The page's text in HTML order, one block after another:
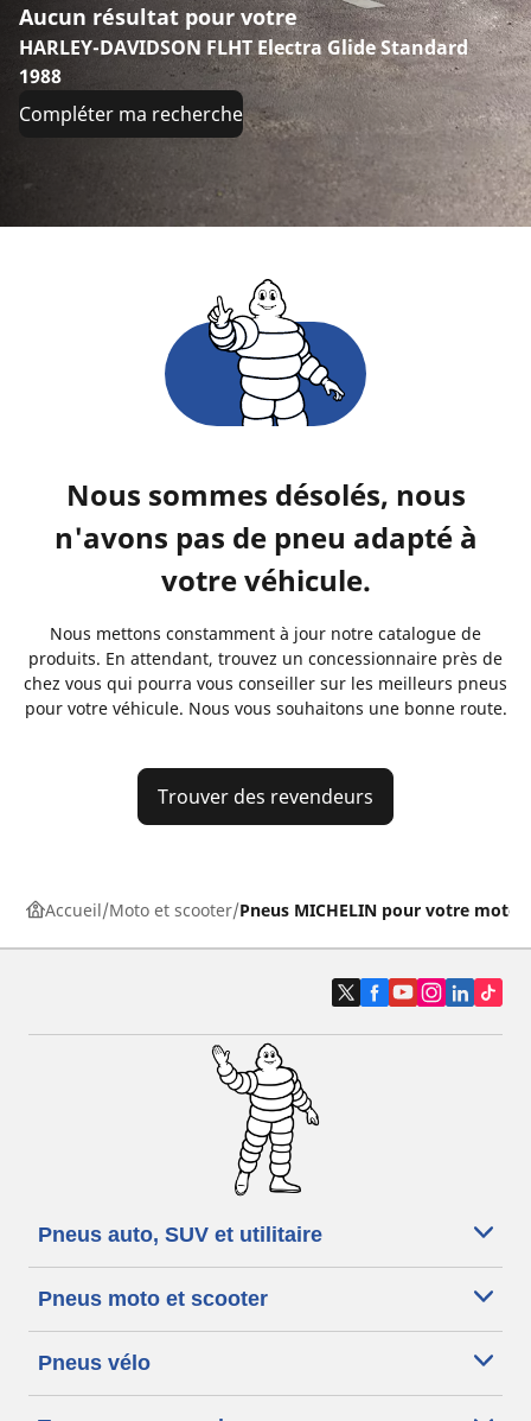
Aucun résultat pour votre
HARLEY-DAVIDSON FLHT Electra Glide Standard
1988
Compléter ma recherche
Nous sommes désolés, nous
n'avons pas de pneu adapté à
votre véhicule.
Nous mettons constamment à jour notre catalogue de
produits. En attendant, trouvez un concessionnaire près de
chez vous qui pourra vous conseiller sur les meilleurs pneus
pour votre véhicule. Nous vous souhaitons une bonne route.
Trouver des revendeurs
Accueil Moto et scooter Pneus MICHELIN pour votre moto
Pneus auto, SUV et utilitaire
Pneus moto et scooter
Pneus vélo